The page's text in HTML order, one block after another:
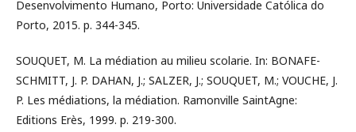
Desenvolvimento Humano, Porto: Universidade Católica do
Porto, 2015. p. 344-345.
SOUQUET, M. La médiation au milieu scolarie. In: BONAFE-
SCHMITT, J. P. DAHAN, J.; SALZER, J.; SOUQUET, M.; VOUCHE, J.
P. Les médiations, la médiation. Ramonville SaintAgne:
Editions Erès, 1999. p. 219-300.